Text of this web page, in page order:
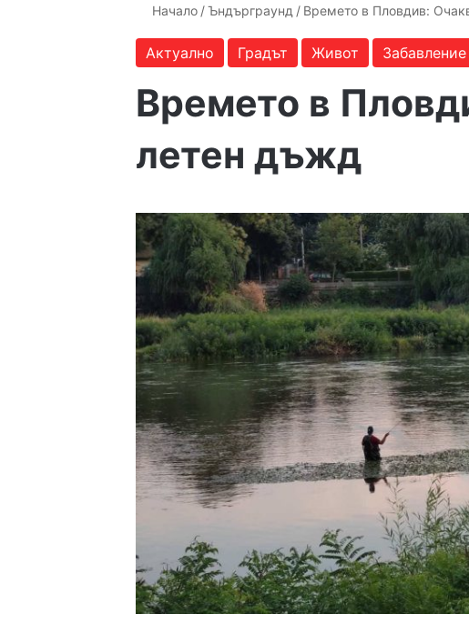
Начало / Ъндърграунд / Времето в Пловдив:
Актуално Градът Живот Забавление
Времето в
летен дъжд